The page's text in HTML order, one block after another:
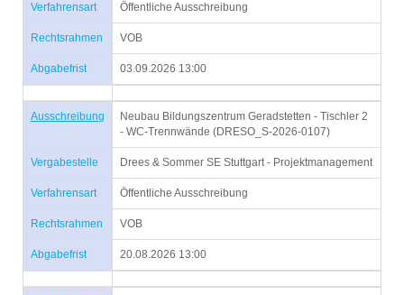
Verfahrensart Öffentliche Ausschreibung
Rechtsrahmen VOB
Abgabefrist 03.09.2026 13:00
Ausschreibung
Neubau Bildungszentrum Geradstetten - Tischler 2
- WC-Trennwände (DRESO_S-2026-0107)
Vergabestelle Drees & Sommer SE Stuttgart - Projektmanagement
Verfahrensart Öffentliche Ausschreibung
Rechtsrahmen VOB
Abgabefrist 20.08.2026 13:00